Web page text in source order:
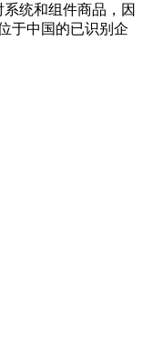
统和组件商品，因
于中国的已识别企